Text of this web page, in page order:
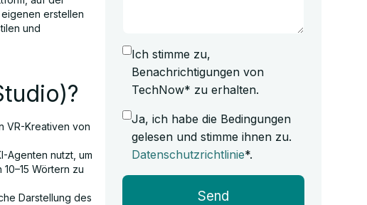
erstellen
und
VR-Kreativen von
Agenten nutzt, um
Wörtern zu
Darstellung des
Ich stimme zu,
Benachrichtigungen von
TechNow* zu erhalten.
Ja, ich habe die Bedingungen
gelesen und stimme ihnen zu.
Datenschutzrichtlinie*.
Send